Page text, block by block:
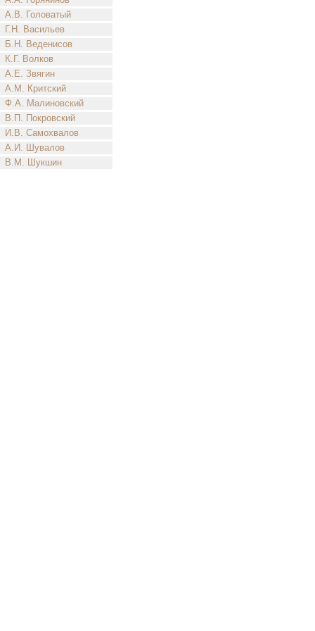
А.В. Головатый
Г.Н. Васильев
Б.Н. Веденисов
К.Г. Волков
А.Е. Звягин
А.М. Критский
Ф.А. Малиновский
В.П. Покровский
И.В. Самохвалов
А.И. Шувалов
В.М. Шукшин